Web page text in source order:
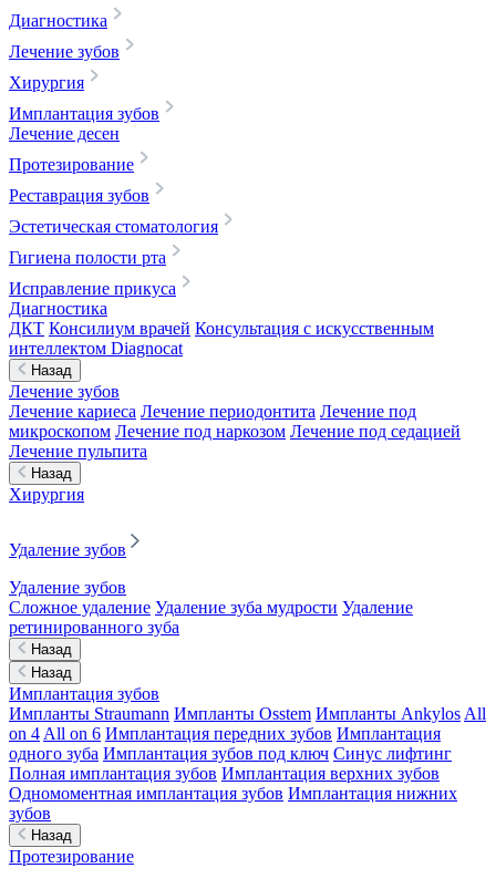
Диагностика
Лечение зубов
Хирургия
Имплантация зубов
Лечение десен
Протезирование
Реставрация зубов
Эстетическая стоматология
Гигиена полости рта
Исправление прикуса
Диагностика
ДКТ Консилиум врачей Консультация с искусственным
интеллектом Diagnocat
Назад
Лечение зубов
Лечение кариеса Лечение периодонтита Лечение под
микроскопом Лечение под наркозом Лечение под седацией
Лечение пульпита
Назад
Хирургия
Удаление зубов
Удаление зубов
Сложное удаление Удаление зуба мудрости Удаление
ретинированного зуба
Назад
Назад
Имплантация зубов
Импланты Straumann Импланты Osstem Импланты Ankylos All
on 4 All on 6 Имплантация передних зубов Имплантация
одного зуба Имплантация зубов под ключ Синус лифтинг
Полная имплантация зубов Имплантация верхних зубов
Одномоментная имплантация зубов Имплантация нижних
зубов
Назад
Протезирование